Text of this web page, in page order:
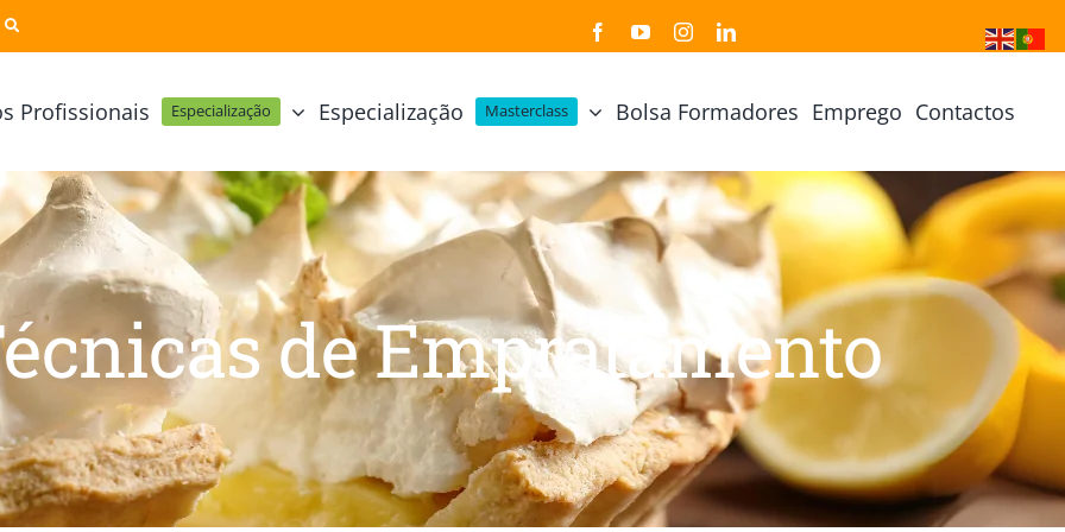
Profissionais Especialização
Pastelaria e Padaria
Profissional Pastelaria Vegan
Profissional de Pastelaria
Pastelaria Tradicional Portuguesa
Profissional Padaria
Profissional Pastelaria e Padaria
Cozinha Japonesa
Profissional de Cozinha Japonesa
Profissional de Sushi
Curso Sushi Omakase
Curso Sushi Decorativo
Curso Washoku – Ichiju Sansai
Curso Street food, Dumplings e Udon
Curso Sushi Criativo
Especialização Masterclass
Online
Online
e Pastelaria Online
Nata Online
Cursos Técnicos
Cozinha Molecular
Técnicas de Empratamento
Técnicas de Chocolate
Mesa e Bar
Curso Intensivo de Mesa e Bar
Cursos Práticos
Curso Prático Cozinha
Curso Prático Pastelaria
Curso Cozinha Portuguesa
Curso Petiscos Portugueses
Curso Prático de Sushi
Curso Prático Ramen
Bolsa Formadores Emprego Contactos
de Empratamento